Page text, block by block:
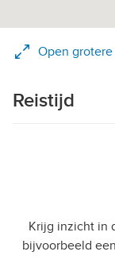
Open grotere
Reistijd
Krijg inzicht in
bijvoorbeeld